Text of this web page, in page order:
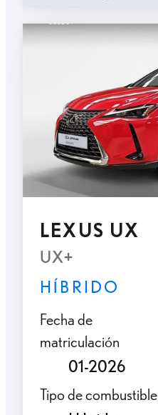
LEXUS UX
UX+
HÍBRIDO
Fecha de
matriculación
01-2026
Tipo de combustible